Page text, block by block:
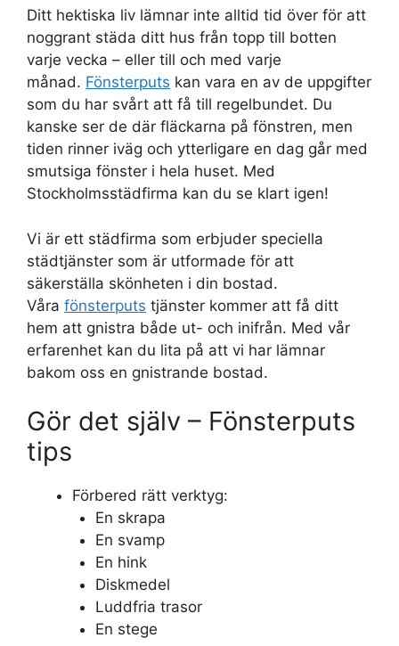
Ditt hektiska liv lämnar inte alltid tid över för att
noggrant städa ditt hus från topp till botten
varje vecka – eller till och med varje
månad. Fönsterputs kan vara en av de uppgifter
som du har svårt att få till regelbundet. Du
kanske ser de där fläckarna på fönstren, men
tiden rinner iväg och ytterligare en dag går med
smutsiga fönster i hela huset. Med
Stockholmsstädfirma kan du se klart igen!
Vi är ett städfirma som erbjuder speciella
städtjänster som är utformade för att
säkerställa skönheten i din bostad.
Våra fönsterputs tjänster kommer att få ditt
hem att gnistra både ut- och inifrån. Med vår
erfarenhet kan du lita på att vi har lämnar
bakom oss en gnistrande bostad.
Gör det själv – Fönsterputs
tips
Förbered rätt verktyg:
En skrapa
En svamp
En hink
Diskmedel
Luddfria trasor
En stege